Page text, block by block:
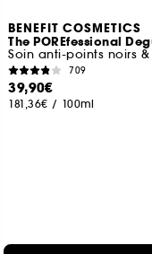
BENEFIT COSMETICS
The POREfessional
709
39,90€
181,36€ / 100ml